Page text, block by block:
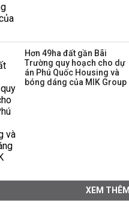
Hơn 49ha đất gần Bãi
Trường quy hoạch cho dự
án Phú Quốc Housing và
bóng dáng của MIK Group
XEM THÊM